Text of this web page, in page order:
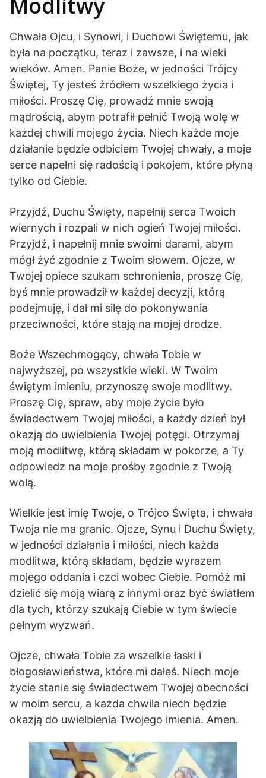
Chwała Ojcu, i Synowi, i Duchowi Świętemu, jak
była na początku, teraz i zawsze, i na wieki
wieków. Amen. Panie Boże, w jedności Trójcy
Świętej, Ty jesteś źródłem wszelkiego życia i
miłości. Proszę Cię, prowadź mnie swoją
mądrością, abym potrafił pełnić Twoją wolę w
każdej chwili mojego życia. Niech każde moje
działanie będzie odbiciem Twojej chwały, a moje
serce napełni się radością i pokojem, które płyną
tylko od Ciebie.
Przyjdź, Duchu Święty, napełnij serca Twoich
wiernych i rozpali w nich ogień Twojej miłości.
Przyjdź, i napełnij mnie swoimi darami, abym
mógł żyć zgodnie z Twoim słowem. Ojcze, w
Twojej opiece szukam schronienia, proszę Cię,
byś mnie prowadził w każdej decyzji, którą
podejmuję, i dał mi siłę do pokonywania
przeciwności, które stają na mojej drodze.
Boże Wszechmogący, chwała Tobie w
najwyższej, po wszystkie wieki. W Twoim
świętym imieniu, przynoszę swoje modlitwy.
Proszę Cię, spraw, aby moje życie było
świadectwem Twojej miłości, a każdy dzień był
okazją do uwielbienia Twojej potęgi. Otrzymaj
moją modlitwę, którą składam w pokorze, a Ty
odpowiedz na moje prośby zgodnie z Twoją
wolą.
Wielkie jest imię Twoje, o Trójco Święta, i chwała
Twoja nie ma granic. Ojcze, Synu i Duchu Święty,
w jedności działania i miłości, niech każda
modlitwa, którą składam, będzie wyrazem
mojego oddania i czci wobec Ciebie. Pomóż mi
dzielić się moją wiarą z innymi oraz być światłem
dla tych, którzy szukają Ciebie w tym świecie
pełnym wyzwań.
Ojcze, chwała Tobie za wszelkie łaski i
błogosławieństwa, które mi dałeś. Niech moje
życie stanie się świadectwem Twojej obecności
w moim sercu, a każda chwila niech będzie
okazją do uwielbienia Twojego imienia. Amen.